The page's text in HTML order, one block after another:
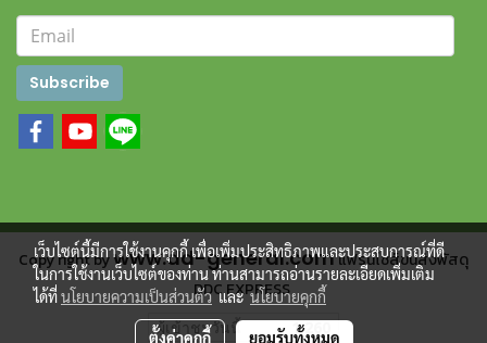
Subscribe
Copy right bywww.dd-general.comแฟรนไชส์ขนส่งพัสดุ
DDC EXPRESS
ผู้เข้าชมวันนี้ 1,260
เว็บไซต์นี้มีการใช้งานคุกกี้ เพื่อเพิ่มประสิทธิภาพและประสบการณ์ที่ดี
ในการใช้งานเว็บไซต์ของท่าน ท่านสามารถอ่านรายละเอียดเพิ่มเติม
ได้ที่นโยบายความเป็นส่วนตัวและนโยบายคุกกี้
ตั้งค่าคุกกี้ ยอมรับทั้งหมด